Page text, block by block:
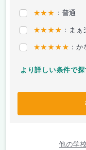
★★★ ：普通
★★★★ ：まぁ
★★★★★ ：
より詳しい条件で探
他の学